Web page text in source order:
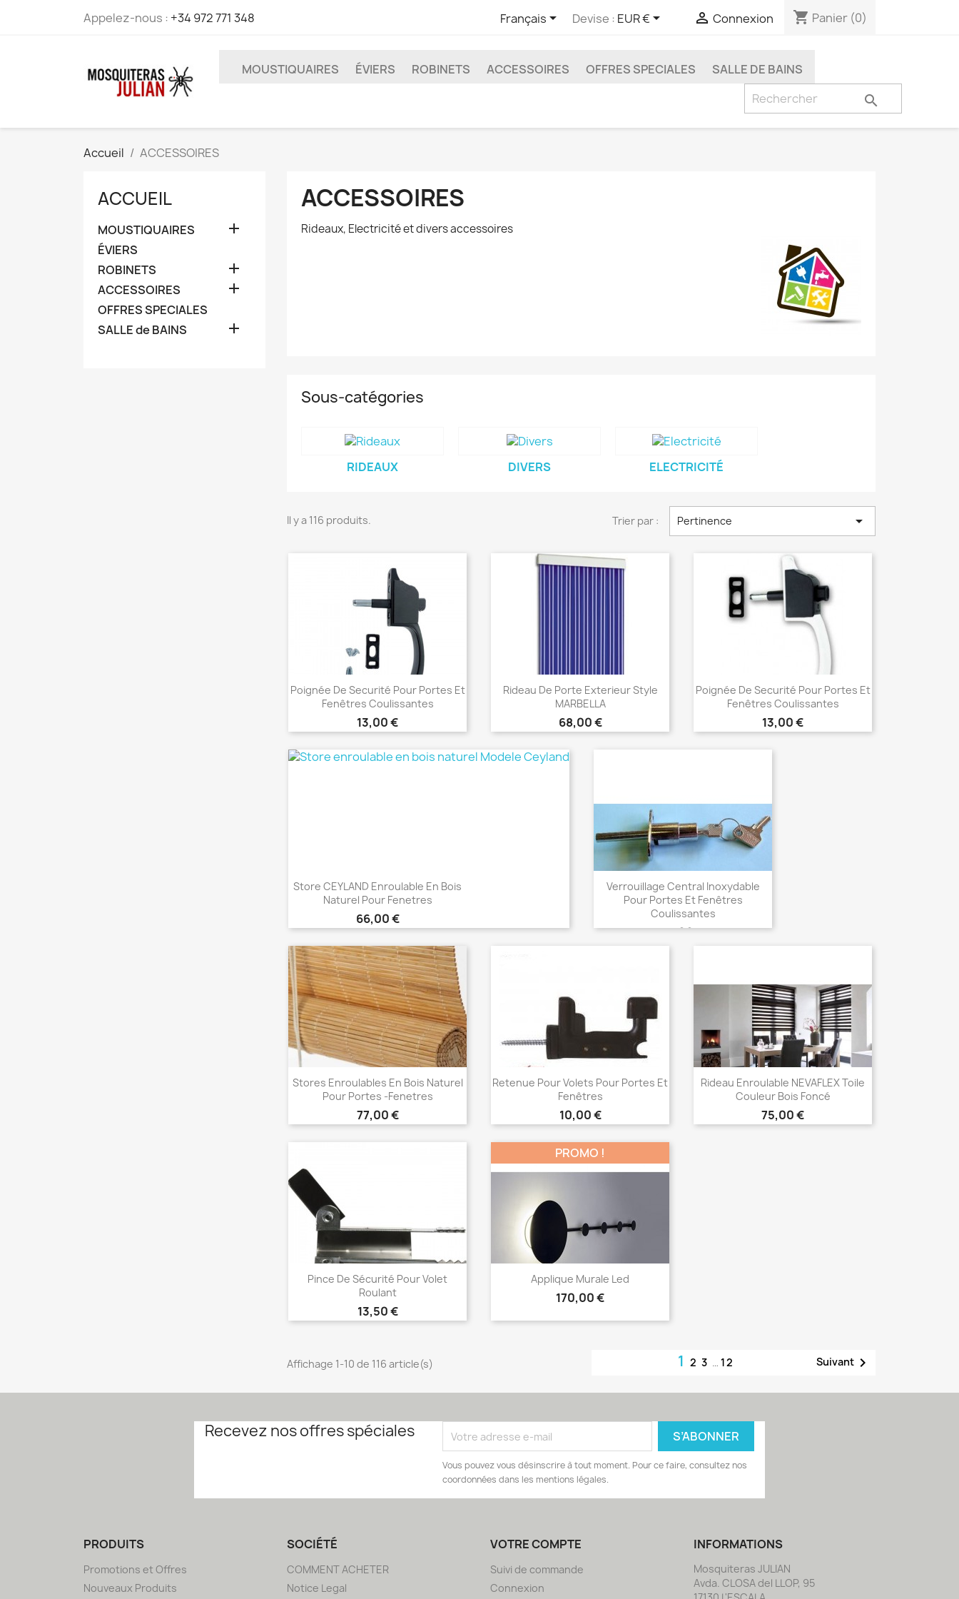
Appelez-nous : +34 972 771 348 Français Devise : EUR €  Connexion shopping_cart Panier (0)
MOUSTIQUAIRES ÉVIERS ROBINETS ACCESSOIRES OFFRES SPECIALES SALLE DE BAINS

Accueil ACCESSOIRES
ACCUEIL
MOUSTIQUAIRES 
ÉVIERS
ROBINETS

ACCESSOIRES 
OFFRES SPECIALES
SALLE de BAINS

ACCESSOIRES
Rideaux, Electricité et divers accessoires
Sous-catégories
RIDEAUX DIVERS ELECTRICITÉ
Il y a 116 produits. Trier par : Pertinence 
Poignée De Securité Pour Portes Et
Fenêtres Coulissantes
Prix
13,00 €
Rideau De Porte Exterieur Style
MARBELLA
Prix
68,00 €
Poignée De Securité Pour Portes Et
Fenêtres Coulissantes
Prix
13,00 €
Store CEYLAND Enroulable En Bois
Naturel Pour Fenetres
Prix
66,00 €
Choisir
Verrouillage Central Inoxydable
Pour Portes Et Fenêtres
Coulissantes
Prix
15,00 €
Stores Enroulables En Bois Naturel
Pour Portes -fenetres
Prix
77,00 €
Retenue Pour Volets Pour Portes Et
Fenêtres
Prix
10,00 €
Choisir
Rideau Enroulable NEVAFLEX Toile
Couleur Bois Foncé
Prix
75,00 €
Pince De Sécurité Pour Volet
Roulant
Prix
13,50 €
Applique Murale Led
Prix
170,00 €
PROMO !
Affichage 1-10 de 116 article(s) 123 … 12 Suivant
Recevez nos offres spéciales
Vous pouvez vous désinscrire à tout moment. Pour ce faire, consultez nos
coordonnées dans les mentions légales.
PRODUITS
Promotions et Offres
Nouveaux Produits
SOCIÉTÉ
COMMENT ACHETER
Notice Legal
VOTRE COMPTE
Suivi de commande
Connexion
INFORMATIONS
Mosquiteras JULIAN
Avda. CLOSA del LLOP, 95